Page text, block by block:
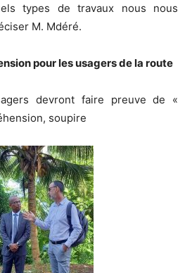
types de travaux nous nous
M. Mdéré.
pour les usagers de la route
devront faire preuve de «
soupire